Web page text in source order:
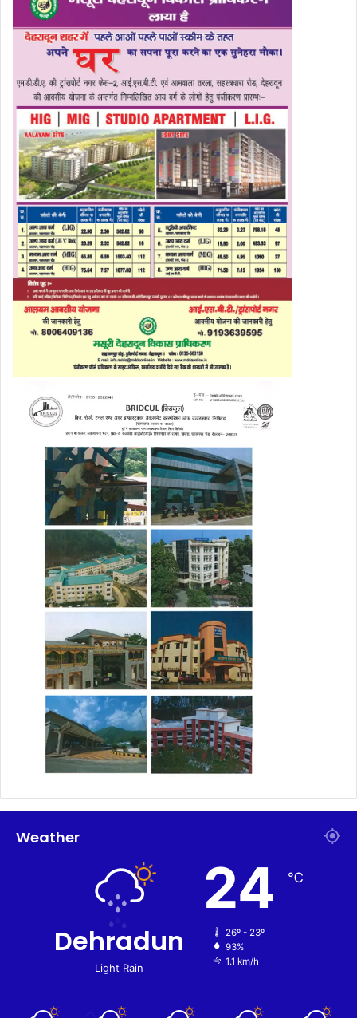
Weather
Dehradun
Light Rain
24 ℃
26º - 23º
93%
1.1 km/h